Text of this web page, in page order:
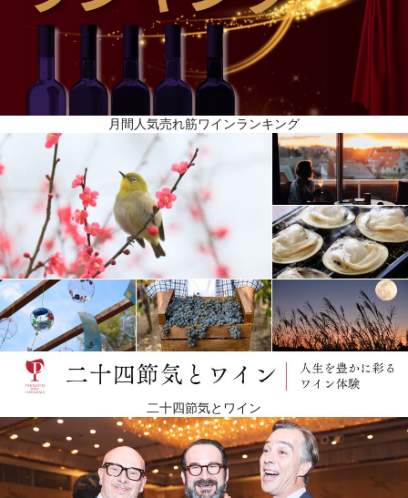
月間人気売れ筋ワインランキング
二十四節気とワイン